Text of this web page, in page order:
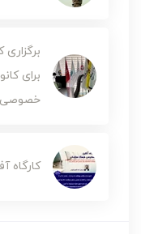
برای
خصوصی
کارگاه